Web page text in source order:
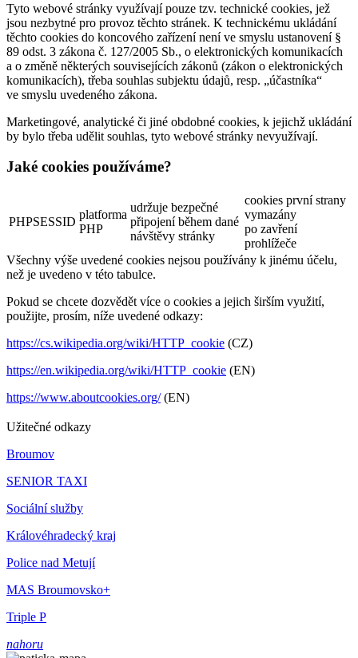
Tyto webové stránky využívají pouze tzv. technické cookies, jež
jsou nezbytné pro provoz těchto stránek. K technickému ukládání
těchto cookies do koncového zařízení není ve smyslu ustanovení §
89 odst. 3 zákona č. 127/2005 Sb., o elektronických komunikacích
a o změně některých souvisejících zákonů (zákon o elektronických
komunikacích), třeba souhlas subjektu údajů, resp. „účastníka“
ve smyslu uvedeného zákona.
Marketingové, analytické či jiné obdobné cookies, k jejichž ukládání
by bylo třeba udělit souhlas, tyto webové stránky nevyužívají.
Jaké cookies používáme?
PHPSESSID
platforma
PHP
udržuje bezpečné
připojení během dané
návštěvy stránky
cookies první strany
vymazány
po zavření
prohlížeče
Všechny výše uvedené cookies nejsou používány k jinému účelu,
než je uvedeno v této tabulce.
Pokud se chcete dozvědět více o cookies a jejich širším využití,
použijte, prosím, níže uvedené odkazy:
https://cs.wikipedia.org/wiki/HTTP_cookie (CZ)
https://en.wikipedia.org/wiki/HTTP_cookie (EN)
https://www.aboutcookies.org/(EN)
Užitečné odkazy
Broumov
SENIOR TAXI
Sociální služby
Královéhradecký kraj
Police nad Metují
MAS Broumovsko+
Triple P
nahoru